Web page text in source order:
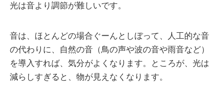
光は音より調節が難しいです。
音は、ほとんどの場合ぐーんとしぼって、人工的な音
の代わりに、自然の音（鳥の声や波の音や雨音など）
を導入すれば、気分がよくなります。ところが、光は
減らしすぎると、物が見えなくなります。